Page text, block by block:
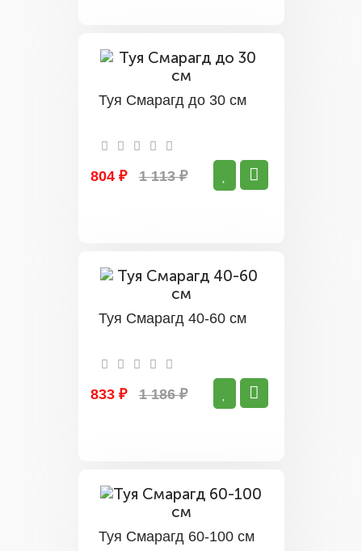
Туя Смарагд до 30 см
804 ₽ 1 113 ₽
Туя Смарагд 40-60 см
833 ₽ 1 186 ₽
Туя Смарагд 60-100 см